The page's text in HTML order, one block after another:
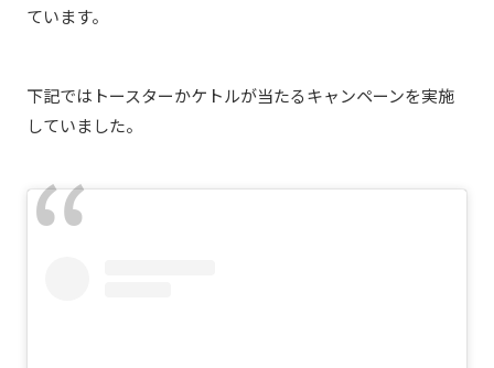
ています。
下記ではトースターかケトルが当たるキャンペーンを実施
していました。